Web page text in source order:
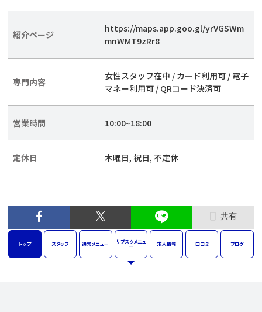
紹介ページ
https://maps.app.goo.gl/yrVGSWm
mnWMT9zRr8
専門内容
女性スタッフ在中 / カード利用可 / 電子
マネー利用可 / QRコード決済可
営業時間 10:00~18:00
定休日 木曜日, 祝日, 不定休
共有
トップ スタッフ 通常メニュー サブスクメニュ
ー 求人情報 口コミ ブログ